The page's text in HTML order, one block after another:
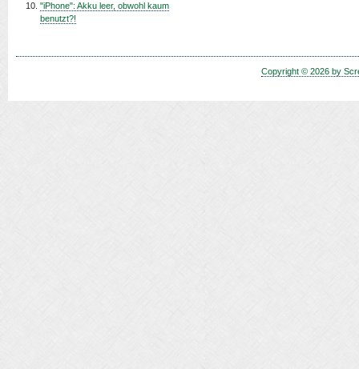
"iPhone": Akku leer, obwohl kaum
benutzt?!
Copyright © 2026 by